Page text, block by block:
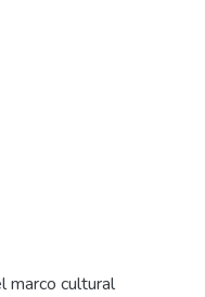
marco cultural